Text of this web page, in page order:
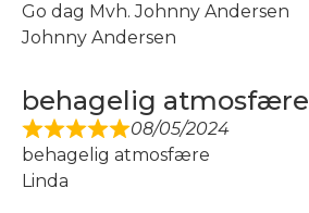
Go dag Mvh. Johnny Andersen
Johnny Andersen
behagelig atmosfære
08/05/2024
behagelig atmosfære
Linda